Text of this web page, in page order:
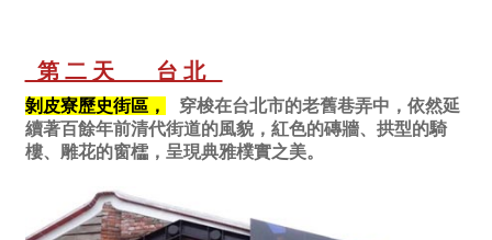
第二天 台北
剝皮寮歷史街區，
穿梭在台北市的老舊巷弄中，依然延
續著百餘年前清代街道的風貌，紅色的磚牆、拱型的騎
樓、雕花的窗櫺，呈現典雅樸實之美。